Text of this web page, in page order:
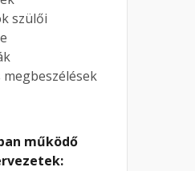
szülői
megbeszélések
működő